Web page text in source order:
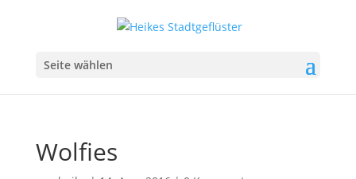
Seite wählen
Wolfies